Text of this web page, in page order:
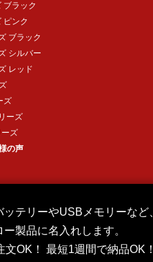
ブラック
ピンク
ブラック
シルバー
レッド
ズ
ーズ
ズ
の声
ッテリーやUSBメモリーなど
製品に名入れします。
文OK！ 最短1週間で納品OK！